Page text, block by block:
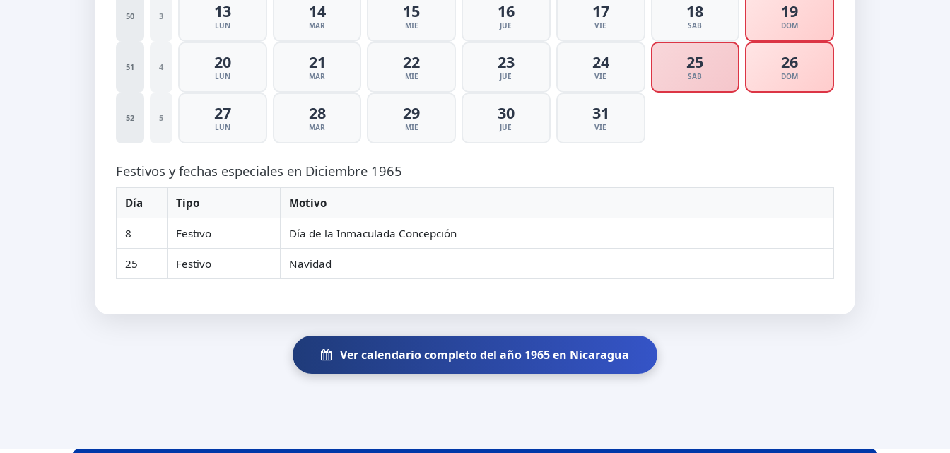
50 3 13
LUN
14
MAR
15
MIE
16
JUE
17
VIE
18
SAB
19
DOM
51 4 20
LUN
21
MAR
22
MIE
23
JUE
24
VIE
25
SAB
26
DOM
52 5 27
LUN
28
MAR
29
MIE
30
JUE
31
VIE
Festivos y fechas especiales en Diciembre 1965
Día Tipo Motivo
8 Festivo Día de la Inmaculada Concepción
25 Festivo Navidad
Ver calendario completo del año 1965 en Nicaragua